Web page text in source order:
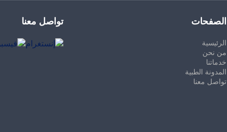
الصفحات
الرئيسية
من نحن
خدماتنا
المدونة الطبية
تواصل معنا
تواصل معنا